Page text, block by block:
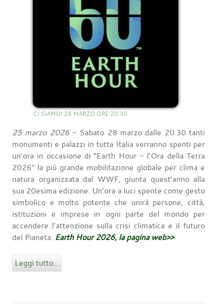
CI SIAMO! 28 MARZO ORE 20.30
25 marzo 2026- Sabato 28 marzo dalle 20.30 tanti
monumenti e palazzi in tutta Italia verranno spenti per
un’ora in occasione di “Earth Hour - l’Ora della Terra
2026” la più grande mobilitazione globale per clima e
natura organizzata dal WWF, giunta quest’anno alla
sua 20esima edizione. Un’ora a luci spente come gesto
simbolico e molto potente che unirà persone, città,
istituzioni e imprese in ogni parte del mondo per
accendere l’attenzione sulla crisi climatica e il futuro
del Pianeta. Earth Hour 2026, la pagina web>>
Leggi tutto...